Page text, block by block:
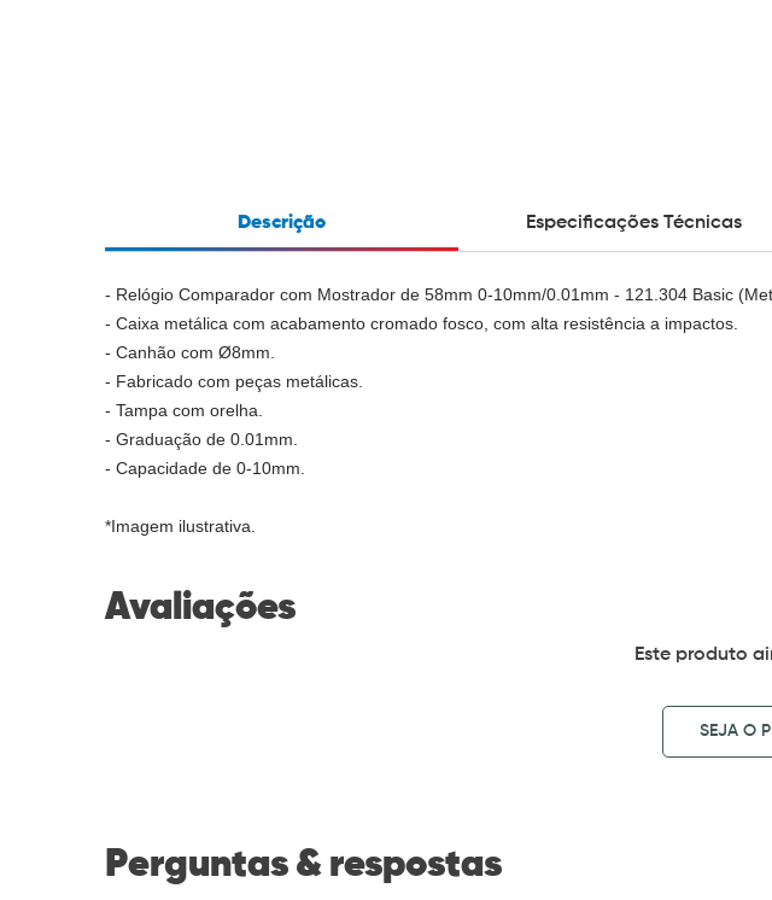
Descrição Especificações Técnicas
- Relógio Comparador com Mostrador de 58mm 0-10mm/0.01mm - 121.304 Basic
- Caixa metálica com acabamento cromado fosco, com alta resistência a impactos.
- Canhão com Ø8mm.
- Fabricado com peças metálicas.
- Tampa com orelha.
- Graduação de 0.01mm.
- Capacidade de 0-10mm.
*Imagem ilustrativa.
Avaliações
Este produto
SEJA O
Perguntas & respostas